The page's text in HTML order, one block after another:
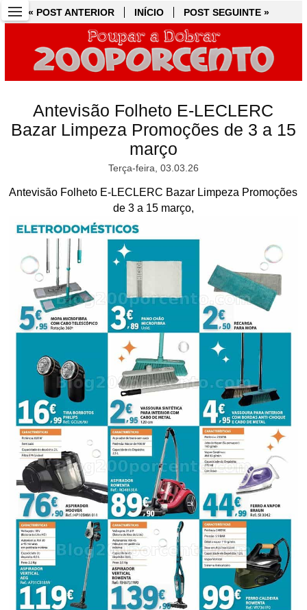
« POST ANTERIOR INÍCIO POST SEGUINTE »
Antevisão Folheto E-LECLERC
Bazar Limpeza Promoções de 3 a 15
março
Terça-feira, 03.03.26
Antevisão Folheto E-LECLERC Bazar Limpeza Promoções
de 3 a 15 março,
« POST ANTERIOR INÍCIO POST SEGUINTE »